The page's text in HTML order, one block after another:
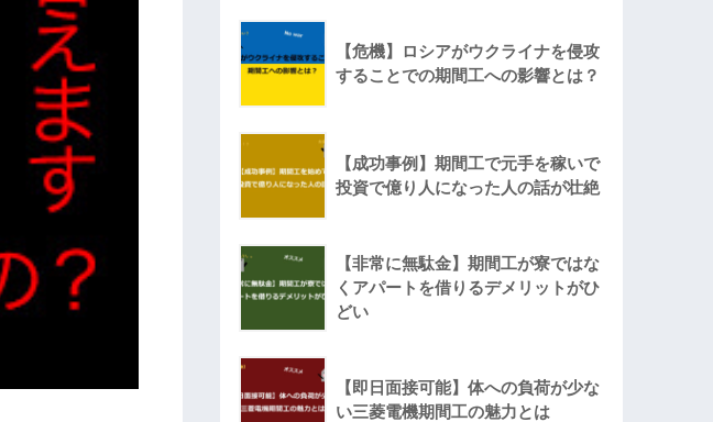
【危機】ロシアがウクライナを侵攻
することでの期間工への影響とは？
【成功事例】期間工で元手を稼いで
投資で億り人になった人の話が壮絶
【非常に無駄金】期間工が寮ではな
くアパートを借りるデメリットがひ
どい
【即日面接可能】体への負荷が少な
い三菱電機期間工の魅力とは